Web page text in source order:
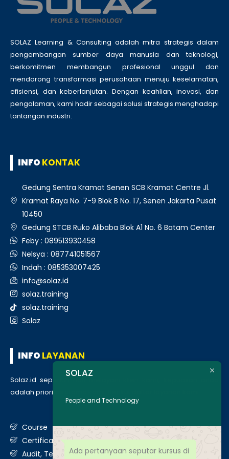
SOLAZ Learning & Consulting adalah mitra strategis dalam
pengembangan sumber daya manusia dan teknologi,
berkomitmen membangun profesional unggul dan
mendorong transformasi perusahaan menuju keselamatan,
efisiensi, dan keberlanjutan. Dengan keahlian, inovasi, dan
pengalaman, kami hadir sebagai solusi strategis menghadapi
tantangan industri.
INFO KONTAK
Gedung Sentra Kramat Senen SCB Kramat Centre Jl.
Kramat Raya No. 7-9 Blok B No. 17, Senen Jakarta Pusat
10450
Gedung STCB Ruko Alibaba Blok A1 No. 6 Batam Center
Feby : 089513930458
Nelsya : 087741051567
Indah : 085353007425
info@solaz.id
solaz.training
solaz.training
Solaz
INFO LAYANAN
Solaz.id sepenuh hati melayani klien kami, kepuasan anda
adalah prioritas utama kami. Berikut daftar layanan kami
Course
Certification
Audit, Testing, Consultancy & Assessment
SOLAZ
People and Technology
Ada pertanyaan seputar kursus di